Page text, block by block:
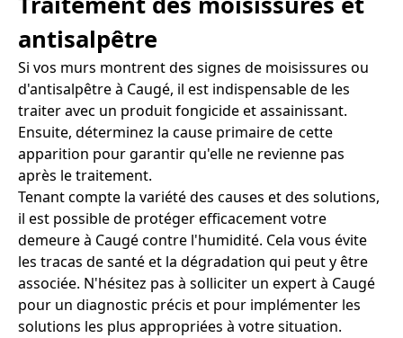
antisalpêtre
Si vos murs montrent des signes de moisissures ou
d'antisalpêtre à Caugé, il est indispensable de les
traiter avec un produit fongicide et assainissant.
Ensuite, déterminez la cause primaire de cette
apparition pour garantir qu'elle ne revienne pas
après le traitement.
Tenant compte la variété des causes et des solutions,
il est possible de protéger efficacement votre
demeure à Caugé contre l'humidité. Cela vous évite
les tracas de santé et la dégradation qui peut y être
associée. N'hésitez pas à solliciter un expert à Caugé
pour un diagnostic précis et pour implémenter les
solutions les plus appropriées à votre situation.